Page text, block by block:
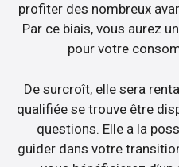
profiter des nombreux
Par ce biais, vous aurez
pour votre
De surcroît, elle sera
qualifiée se trouve être
questions. Elle a la
guider dans votre